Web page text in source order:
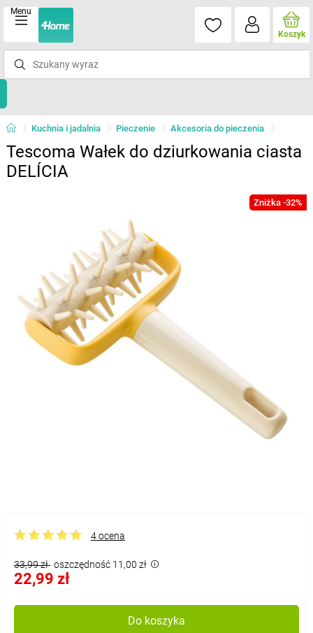
Menu
Koszyk
Kuchnia i jadalnia Pieczenie Akcesoria do pieczenia
Tescoma Wałek do dziurkowania ciasta
DELÍCIA
Zniżka -32%
4 ocena
33,99 zł oszczędność 11,00 zł
22,99 zł
Do koszyka